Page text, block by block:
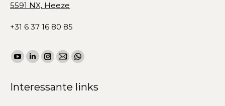
5591 NX, Heeze
+31 6 37 16 80 85
Vind ons op:
YouTube
opens
Linkedin
opens
Instagram
opens
Mail
opens
WhatsApp
opens
Interessante links